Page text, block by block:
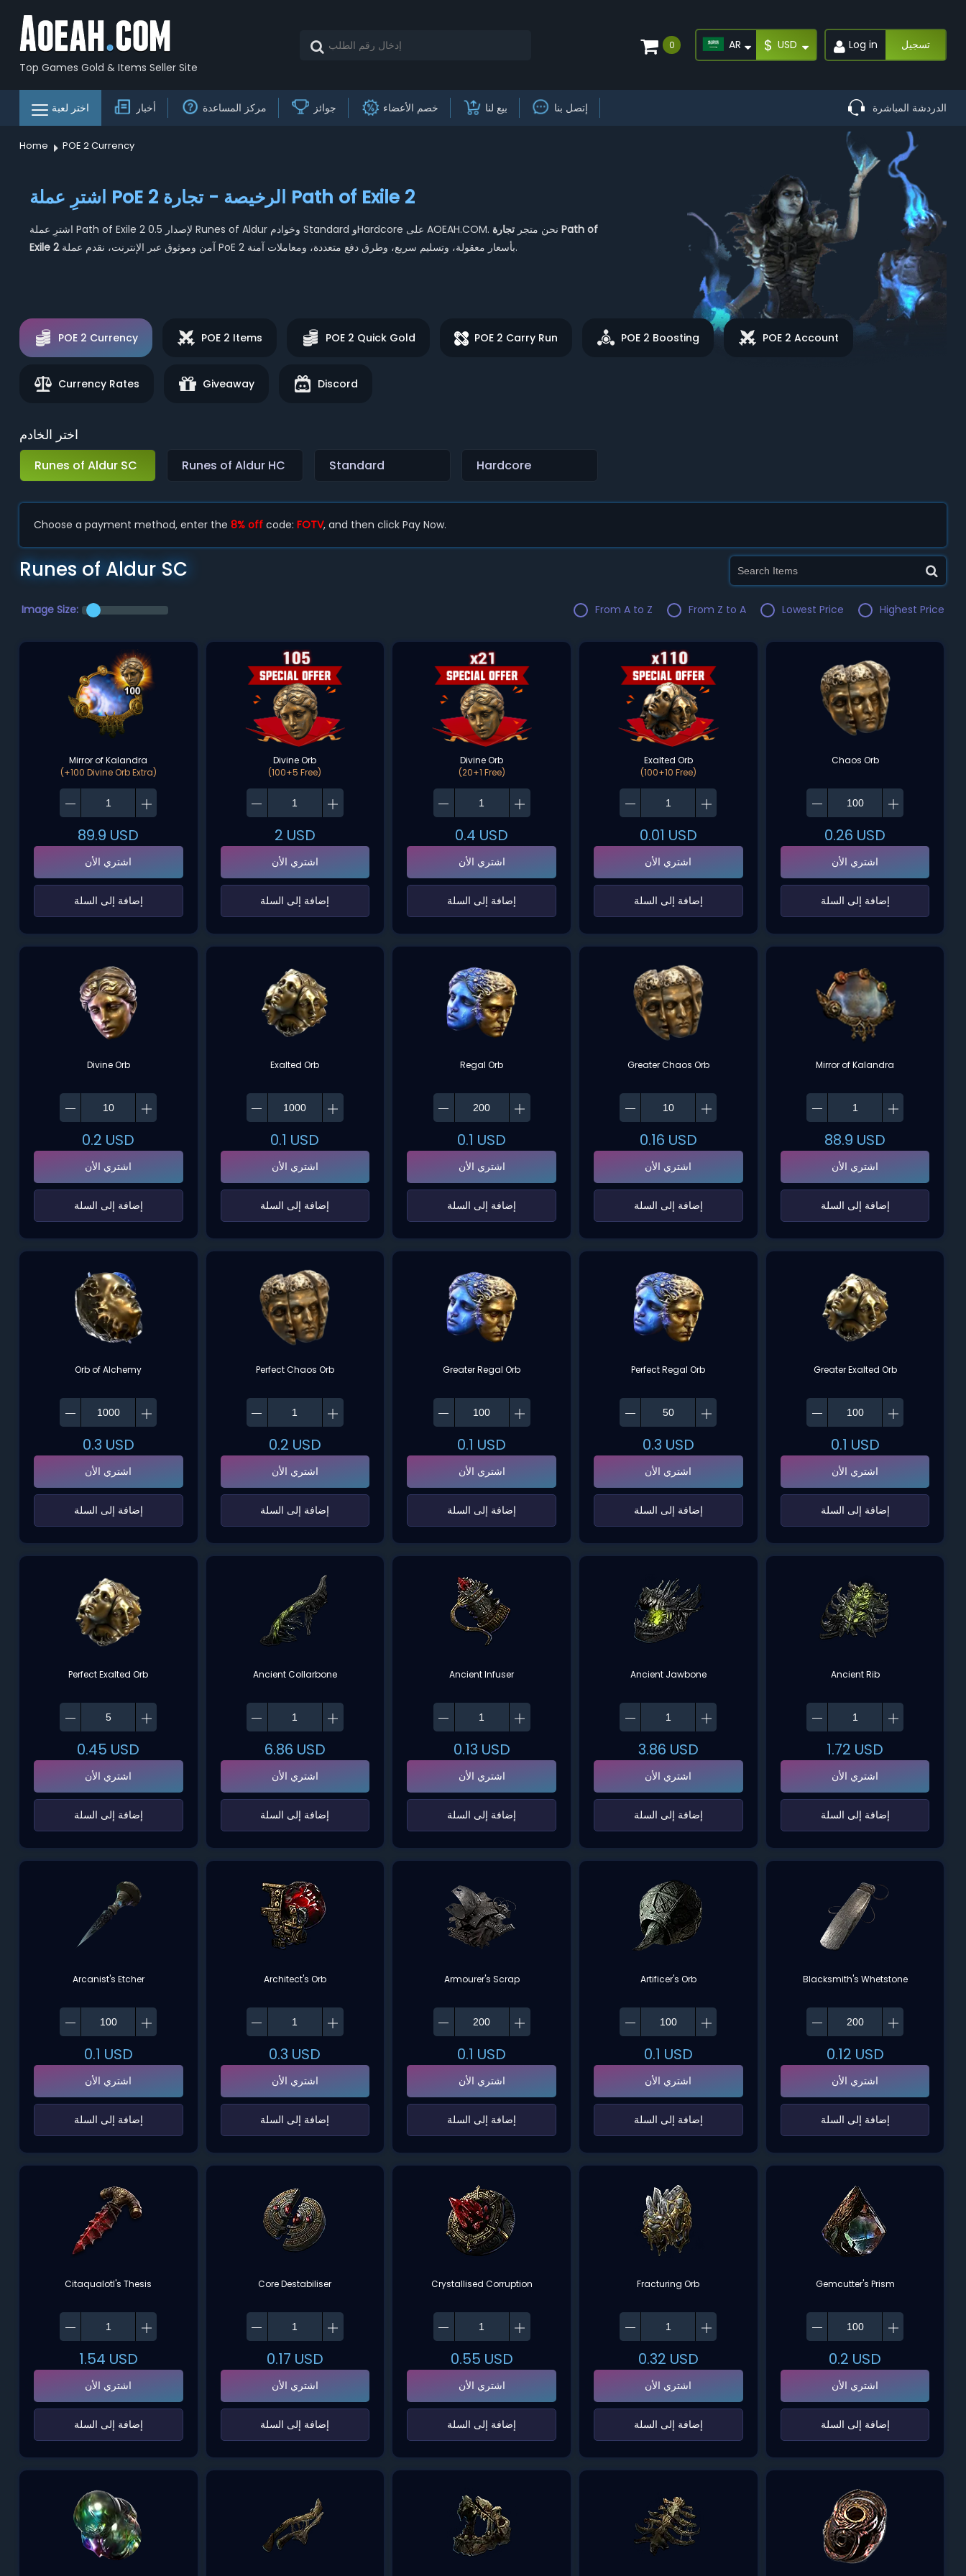
Top Games Gold & Items Seller Site
0 AR $ USD Log in تسجيل
اختر لعبة أخبار مركز المساعدة جوائز خصم الأعضاء بيع لنا إتصل بنا الدردشة المباشرة
Home POE 2 Currency
اشترِ عملة PoE 2 الرخيصة - تجارة Path of Exile 2
اشترِ عملة Path of Exile 2 لإصدار 0.5 Runes of Aldur وخوادم Standard وHardcore على AOEAH.COM. نحن متجرتجارة Path of
Exile 2
آمن وموثوق عبر الإنترنت، نقدم عملة PoE 2 بأسعار معقولة، وتسليم سريع، وطرق دفع متعددة، ومعاملات آمنة.
POE 2 Currency POE 2 Items POE 2 Quick Gold POE 2 Carry Run POE 2 Boosting POE 2 Account
Currency Rates Giveaway Discord
اختر الخادم
Runes of Aldur SC Runes of Aldur HC Standard Hardcore
Choose a payment method, enter the 8% offcode: FOTV, and then click Pay Now.
Runes of Aldur SC
Image Size: From A to Z From Z to A Lowest Price Highest Price
Mirror of Kalandra
(+100 Divine Orb Extra)
89.9 USD
اشتري الأن
‌إضافة إلى السلة‌
Divine Orb
(100+5 Free)
2 USD
اشتري الأن
‌إضافة إلى السلة‌
Divine Orb
(20+1 Free)
0.4 USD
اشتري الأن
‌إضافة إلى السلة‌
Exalted Orb
(100+10 Free)
0.01 USD
اشتري الأن
‌إضافة إلى السلة‌
Chaos Orb
0.26 USD
اشتري الأن
‌إضافة إلى السلة‌
Divine Orb
0.2 USD
اشتري الأن
‌إضافة إلى السلة‌
Exalted Orb
0.1 USD
اشتري الأن
‌إضافة إلى السلة‌
Regal Orb
0.1 USD
اشتري الأن
‌إضافة إلى السلة‌
Greater Chaos Orb
0.16 USD
اشتري الأن
‌إضافة إلى السلة‌
Mirror of Kalandra
88.9 USD
اشتري الأن
‌إضافة إلى السلة‌
Orb of Alchemy
0.3 USD
اشتري الأن
‌إضافة إلى السلة‌
Perfect Chaos Orb
0.2 USD
اشتري الأن
‌إضافة إلى السلة‌
Greater Regal Orb
0.1 USD
اشتري الأن
‌إضافة إلى السلة‌
Perfect Regal Orb
0.3 USD
اشتري الأن
‌إضافة إلى السلة‌
Greater Exalted Orb
0.1 USD
اشتري الأن
‌إضافة إلى السلة‌
Perfect Exalted Orb
0.45 USD
اشتري الأن
‌إضافة إلى السلة‌
Ancient Collarbone
6.86 USD
اشتري الأن
‌إضافة إلى السلة‌
Ancient Infuser
0.13 USD
اشتري الأن
‌إضافة إلى السلة‌
Ancient Jawbone
3.86 USD
اشتري الأن
‌إضافة إلى السلة‌
Ancient Rib
1.72 USD
اشتري الأن
‌إضافة إلى السلة‌
Arcanist's Etcher
0.1 USD
اشتري الأن
‌إضافة إلى السلة‌
Architect's Orb
0.3 USD
اشتري الأن
‌إضافة إلى السلة‌
Armourer's Scrap
0.1 USD
اشتري الأن
‌إضافة إلى السلة‌
Artificer's Orb
0.1 USD
اشتري الأن
‌إضافة إلى السلة‌
Blacksmith's Whetstone
0.12 USD
اشتري الأن
‌إضافة إلى السلة‌
Citaqualotl's Thesis
1.54 USD
اشتري الأن
‌إضافة إلى السلة‌
Core Destabiliser
0.17 USD
اشتري الأن
‌إضافة إلى السلة‌
Crystallised Corruption
0.55 USD
اشتري الأن
‌إضافة إلى السلة‌
Fracturing Orb
0.32 USD
اشتري الأن
‌إضافة إلى السلة‌
Gemcutter's Prism
0.2 USD
اشتري الأن
‌إضافة إلى السلة‌